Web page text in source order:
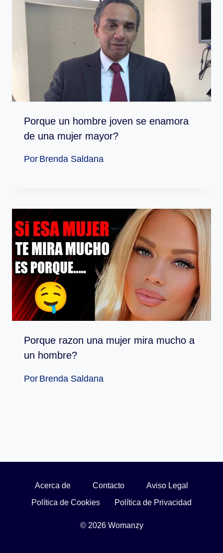
Porque un hombre joven se enamora
de una mujer mayor?
Por Brenda Saldana
Porque razon una mujer mira mucho a
un hombre?
Por Brenda Saldana
Acerca de Contacto Aviso Legal
Política de Cookies Política de Privacidad
© 2026 Womanzy